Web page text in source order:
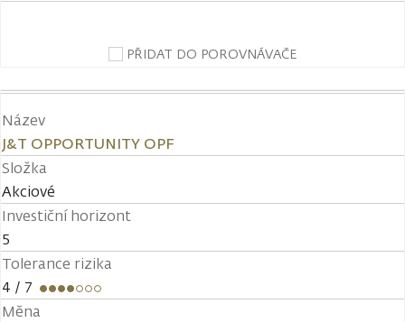
PŘIDAT DO POROVNÁVAČE
Název
J&T OPPORTUNITY OPF
Složka
Akciové
Investiční horizont
5
Tolerance rizika
4 / 7
Měna